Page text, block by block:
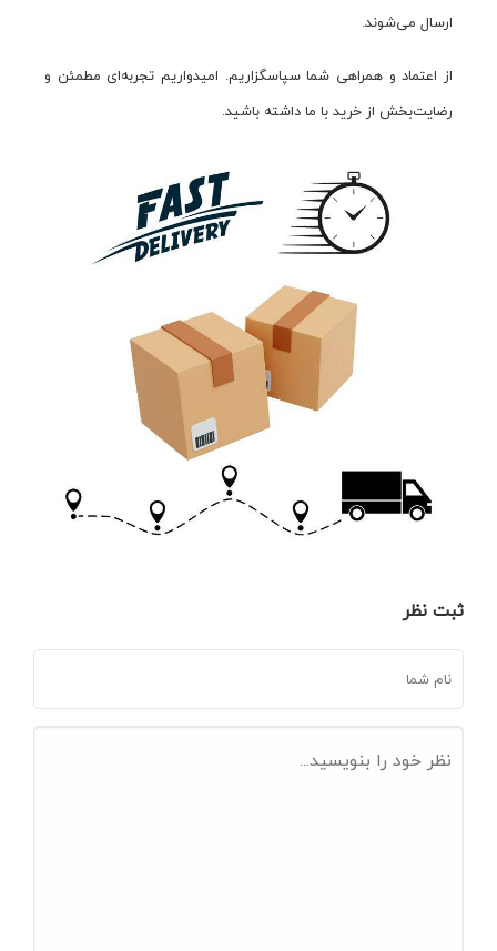
ارسال می‌شوند.
از اعتماد و همراهی شما سپاسگزاریم. امیدواریم تجربه‌ای مطمئن و
رضایت‌بخش از خرید با ما داشته باشید.
ثبت نظر